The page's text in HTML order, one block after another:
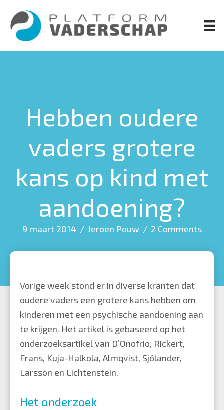
naar
hoofd
Hebben oudere
vaders grotere
kans op kind met
aandoening?
9 maart 2014 / Jeroen Pouw / 2 Comments
Vorige week stond er in diverse kranten dat
oudere vaders een grotere kans hebben om
kinderen met een psychische aandoening aan
te krijgen. Het artikel is gebaseerd op het
onderzoeksartikel van D’Onofrio, Rickert,
Frans, Kuja-Halkola, Almqvist, Sjölander,
Larsson en Lichtenstein.
Het onderzoek